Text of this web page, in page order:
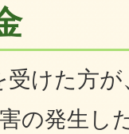
受けた方
の発生し